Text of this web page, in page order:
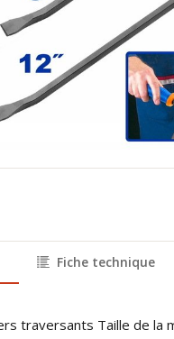
Fiche technique
traversants Taille de la